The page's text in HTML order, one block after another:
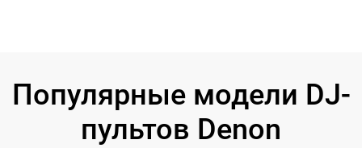
Популярные модели DJ-
пультов Denon